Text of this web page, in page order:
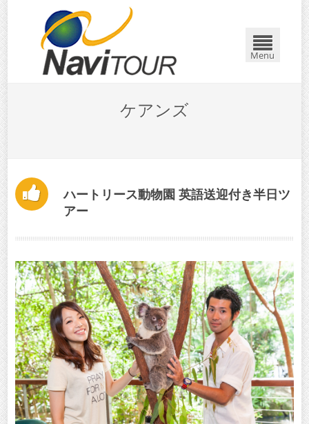
Menu
ケアンズ
ハートリース動物園 英語送迎付き半日ツ
アー